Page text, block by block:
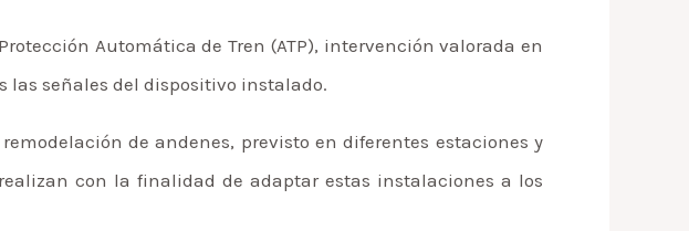
Automática de Tren (ATP), intervención valorada en
las señales del dispositivo instalado.
de andenes, previsto en diferentes estaciones y
con la finalidad de adaptar estas instalaciones a los